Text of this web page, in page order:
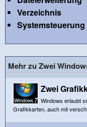
Verzeichnis
Systemsteuerung
Mehr zu Zwei
Zwei
Windows erlaubt
Grafikkarten, auch mit